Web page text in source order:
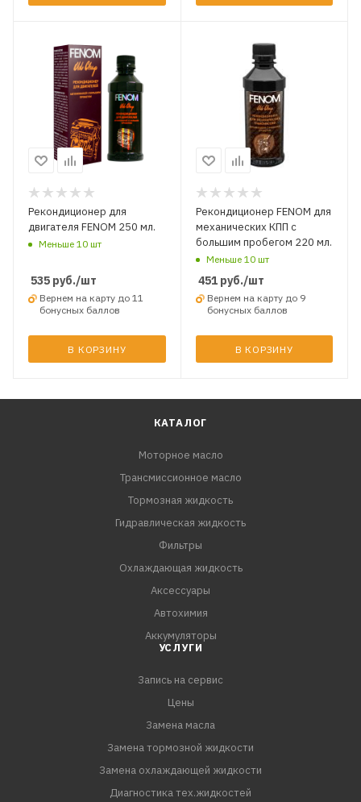
Рекондиционер для
двигателя FENOM 250 мл.
Меньше 10 шт
535 руб./шт
Вернем на карту до 11
бонусных баллов
В КОРЗИНУ
Рекондиционер FENOM для
механических КПП с
большим пробегом 220 мл.
Меньше 10 шт
451руб./шт
Вернем на карту до 9
бонусных баллов
В КОРЗИНУ
КАТАЛОГ
Моторное масло
Трансмиссионное масло
Тормозная жидкость
Гидравлическая жидкость
Фильтры
Охлаждающая жидкость
Аксессуары
Автохимия
Аккумуляторы
УСЛУГИ
Запись на сервис
Цены
Замена масла
Замена тормозной жидкости
Замена охлаждающей жидкости
Диагностика тех.жидкостей